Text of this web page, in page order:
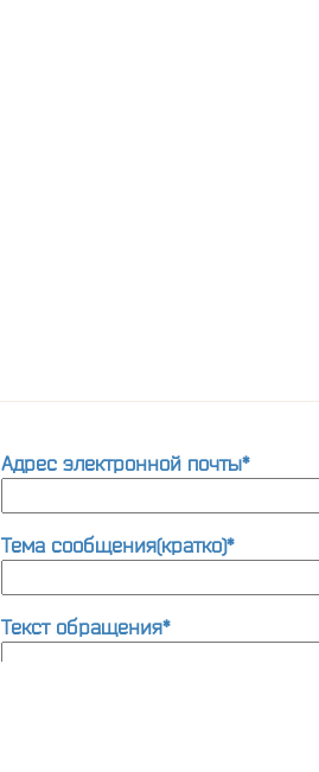
Адрес электронной почты*
Тема сообщения(кратко)*
Текст обращения*